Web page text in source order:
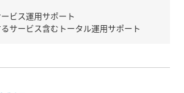
ビス運用サポート
るサービス含むトータル運用サポート